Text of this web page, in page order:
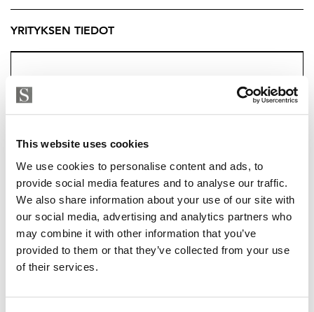
This website uses cookies
We use cookies to personalise content and ads, to
provide social media features and to analyse our traffic.
We also share information about your use of our site with
our social media, advertising and analytics partners who
may combine it with other information that you’ve
provided to them or that they’ve collected from your use
of their services.
TUUKKA HAKKARAINEN
tuukka.hakkarainen@strand.fi
tekee tästä kodista houkuttelevan vaihtoehdon
monenlaiseen elämäntilanteeseen.
Tässä kodissa on paljon potentiaalia seuraavalle
omistajalle – lämminhenkinen kokonaisuus, jossa
yhdistyvät oma rauha, toimivat tilat ja vuosien varrella
tehdyt tärkeät päivitykset.
Kysy lisätietoja välittäjältä.
Tuukka Hakkarainen, Ylempi Kiinteistönvälittäjä, YKV
LKV
Strand Properties Brand Partner
040 174 3010 – tuukka.hakkarainen@strand.fi
YRITYKSEN TIEDOT